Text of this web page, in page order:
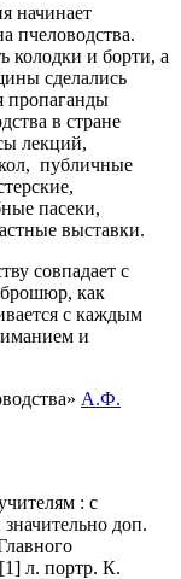
начинает
пчеловодства.
колодки и борти, а
сделались
пропаганды
в стране
лекций,
публичные
пасеки,
выставки.
совпадает с
как
с каждым
и
А.Ф.
: с
доп.
л. портр. К.